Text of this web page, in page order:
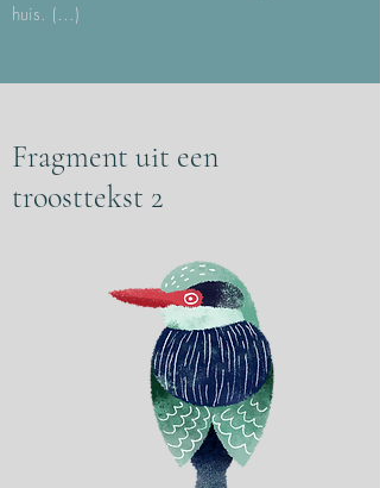
Fragment uit een
troosttekst 2
huis. (...)